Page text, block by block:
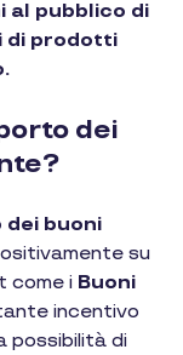
al pubblico di
di prodotti
dei
dei buoni
su
come i Buoni
incentivo
possibilità di